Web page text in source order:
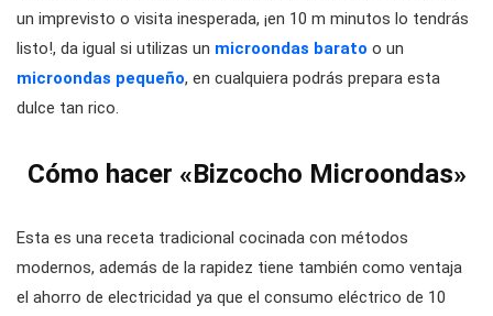
un imprevisto o visita inesperada, ¡en 10 m minutos lo tendrás
listo!, da igual si utilizas un microondas barato o un
microondas pequeño, en cualquiera podrás prepara esta
dulce tan rico.
Cómo hacer «Bizcocho Microondas»
Esta es una receta tradicional cocinada con métodos
modernos, además de la rapidez tiene también como ventaja
el ahorro de electricidad ya que el consumo eléctrico de 10